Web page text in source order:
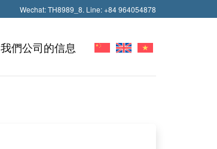
Wechat: TH8989_8. Line: +84 964054878
我們公司的信息